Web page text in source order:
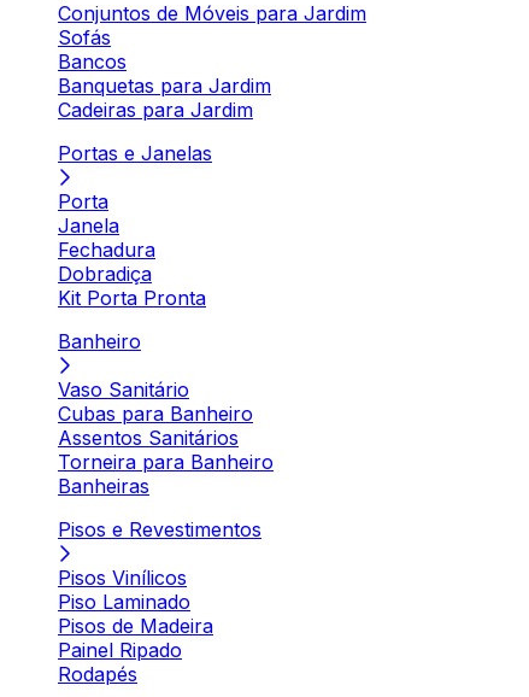
Conjuntos de Móveis para Jardim
Sofás
Bancos
Banquetas para Jardim
Cadeiras para Jardim
Portas e Janelas
Porta
Janela
Fechadura
Dobradiça
Kit Porta Pronta
Banheiro
Vaso Sanitário
Cubas para Banheiro
Assentos Sanitários
Torneira para Banheiro
Banheiras
Pisos e Revestimentos
Pisos Vinílicos
Piso Laminado
Pisos de Madeira
Painel Ripado
Rodapés